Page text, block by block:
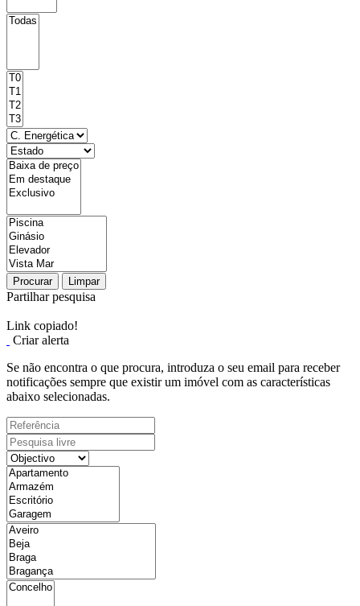
Procurar Limpar
Partilhar pesquisa
Link copiado!
Criar alerta
Se não encontra o que procura, introduza o seu email para receber
notificações sempre que existir um imóvel com as características
abaixo selecionadas.